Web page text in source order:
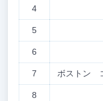
4
5
6
7 ボストン
8